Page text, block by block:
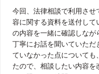
今回、法律相談で利用さ
容に関する資料を送付し
の内容を一緒に確認しな
丁寧にお話を聞いていた
ていなかった点について
たので、相談したい内容